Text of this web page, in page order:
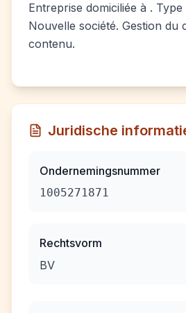
Entreprise domiciliée à . Type
Nouvelle société. Gestion du
contenu.
Juridische
Ondernemingsnummer
1005271871
Rechtsvorm
BV